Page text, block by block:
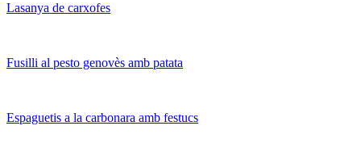
Lasanya de carxofes
Fusilli al pesto genovès amb patata
Espaguetis a la carbonara amb festucs